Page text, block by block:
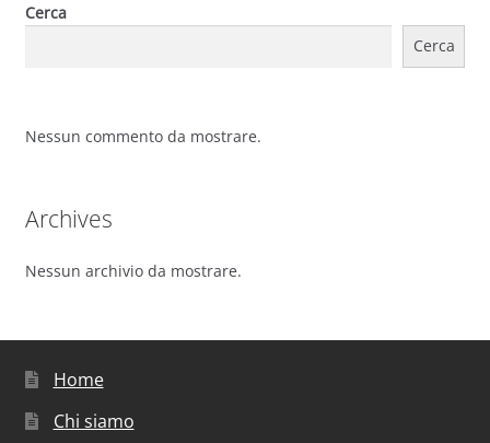
Cerca
Cerca
Nessun commento da mostrare.
Archives
Nessun archivio da mostrare.
Home
Chi siamo